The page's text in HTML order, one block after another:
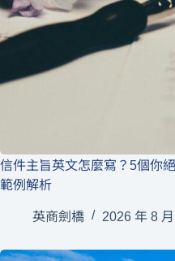
信件主旨英文怎麼寫？5個你
範例解析
英商劍橋 2026 年 8 月